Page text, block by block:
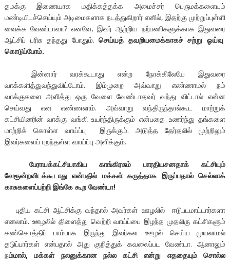
தமக்கு இணையாக மதிக்கத்தக்க அமைச்சர் பெருமக்களையும்
மண்டியிடச்செய்யும் அடிமைகளாக நடத்துகிறார் எனில், இதற்கு முற்றுப்புள்ளி
வைக்க வேண்டாவா? எனவே, இவர் ஆற்றிய நற்பணிகளுக்காக இதுவரை
ஆட்சிப் பரிசு தந்தது போதும்.செய்யத் தவறியமைக்காகச் சற்று ஓய்வு
கொடுப்போம்.
இன்னார் வரக்கூடாது என்ற நோக்கிலேயே இதுவரை
வாக்களித்துவந்துவிட்டோம். இம்முறை அவ்வாறு எண்ணாமல் நம்
வாக்குகளை அளித்து ஒரு வேளை வேண்டாதவர் வந்து விட்டால் என்ன
செய்வது என எண்ணலாம். அவ்வாறு வந்திருந்தால்கூட மாற்றுக்
கட்சியினரின் வாக்கு வங்கி உயர்ந்திருக்கும் என்பதை உணர்ந்து தங்களை
மாற்றிக் கொள்ள வாய்ப்பு இருக்கும். அடுத்த தேர்தலில் முற்றிலும்
இவர்களைப் புறந்தள்ள வாய்ப்பு அளிக்கும்.
பேராயக்கட்சியாகிய காங்கிரசும் பாரதியசனதாக் கட்சியும்
வேரூன்றவிடக்கூடாது என்பதில் மக்கள் கருத்தாக இருப்பதால் செல்லாக்
காசுகளைப்பற்றி இங்கே கூற வேண்டா!
புதிய கட்சி ஆட்சிக்கு வந்தால் அவர்கள் ஊழலில் ஈடுபடமாட்டார்களா
எனலாம். ஊழலில் திளைத்து வெற்றி வாய்ப்பை இழந்த முதலிரு கட்சிகளும்
கண்கொத்திப் பாம்பாக இருந்து இவர்கள ஊழல் செய்ய முயலாமல்
தடுப்பார்கள் என்பதால் அது குறித்துக் கவலைப்பட வேண்டா. ஆனாலும்
நம்மால், மக்கள் நலனுக்கான நல்ல கட்சி என்று எததையும் சொல்ல